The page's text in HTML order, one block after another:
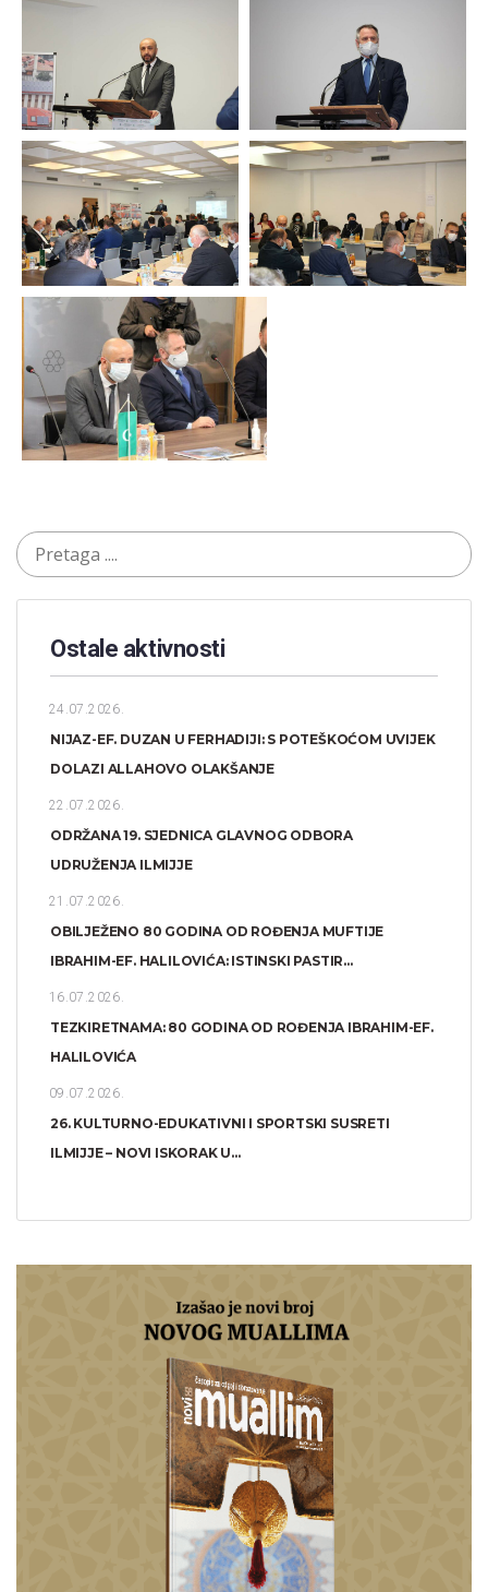
Ostale aktivnosti
24.07.2026.
NIJAZ-EF. DUZAN U FERHADIJI: S POTEŠKOĆOM UVIJEK
DOLAZI ALLAHOVO OLAKŠANJE
22.07.2026.
ODRŽANA 19. SJEDNICA GLAVNOG ODBORA
UDRUŽENJA ILMIJJE
21.07.2026.
OBILJEŽENO 80 GODINA OD ROĐENJA MUFTIJE
IBRAHIM-EF. HALILOVIĆA: ISTINSKI PASTIR...
16.07.2026.
TEZKIRETNAMA: 80 GODINA OD ROĐENJA IBRAHIM-EF.
HALILOVIĆA
09.07.2026.
26. KULTURNO-EDUKATIVNI I SPORTSKI SUSRETI
ILMIJJE – NOVI ISKORAK U...